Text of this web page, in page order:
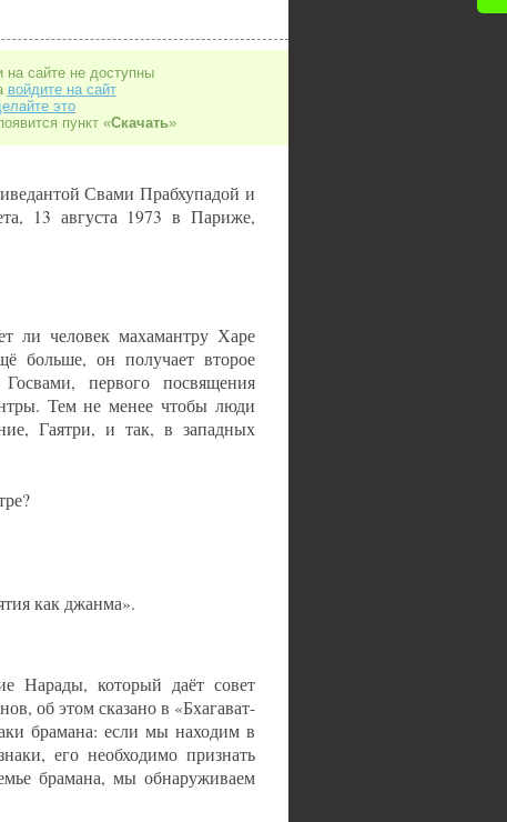
на сайте не доступны
войдите на сайт
это
пункт «Скачать»
Свами Прабхупадой и
13 августа 1973 в Париже,
ли человек махамантру Харе
больше, он получает второе
первого посвящения
Тем не менее чтобы люди
Гаятри, и так, в западных
как джанма».
Нарады, который даёт совет
об этом сказано в «Бхагават-
брамана: если мы находим в
его необходимо признать
брамана, мы обнаруживаем